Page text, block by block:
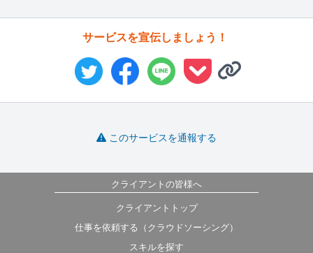
サービスを宣伝しましょう！
このサービスを通報する
クライアントの皆様へ
クライアントトップ
仕事を依頼する（クラウドソーシング）
スキルを探す